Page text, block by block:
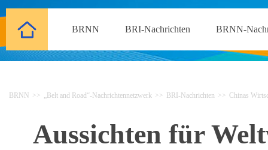
BRNN BRI-Nachrichten BRNN-
BRNN >> „Belt and Road“-Nachrichtennetzwerk >> BRI-Nachrichten >> Chinas
Aussichten für